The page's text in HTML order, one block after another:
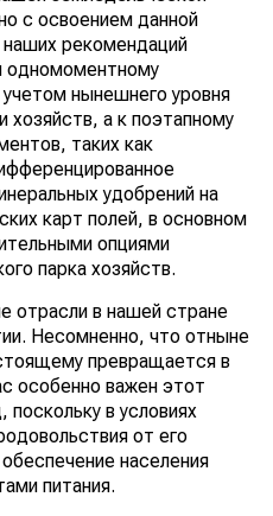
с освоением данной
рекомендаций
одномоментному
нынешнего уровня
хозяйств, а к поэтапному
таких как
удобрений на
карт полей, в основном
опциями
парка хозяйств.
отрасли в нашей стране
Несомненно, что отныне
превращается в
особенно важен этот
пос­кольку в условиях
от его
населения
питания.